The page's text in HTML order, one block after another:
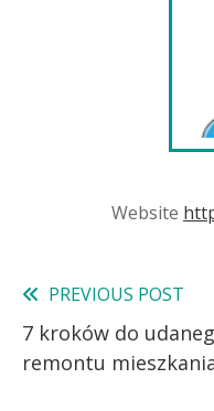
Website
Read
more
PREVIOUS POST
7 kroków do
remontu